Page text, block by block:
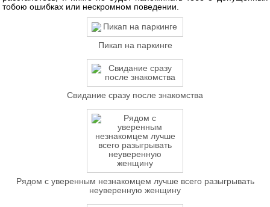
тобою ошибках или нескромном поведении.
Пикап на паркинге
Свидание сразу после знакомства
Рядом с уверенным незнакомцем лучше всего разыгрывать
неуверенную женщину